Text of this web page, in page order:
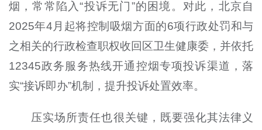
烟，常常陷入“投诉无门”的困境。对此，北京自
2025年4月起将控制吸烟方面的6项行政处罚和与
之相关的行政检查职权收回区卫生健康委，并依托
12345政务服务热线开通控烟专项投诉渠道，落
实“接诉即办”机制，提升投诉处置效率。
压实场所责任也很关键，既要强化其法律义